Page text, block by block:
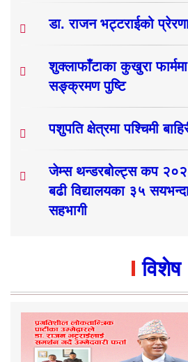
डा. राजन भट्टराईको
शुक्लाफाँटाका कुखुरा
सङ्क्रमण पुष्टि
पशुपति क्षेत्रमा पश्चिमी
जेम्स थन्डरबोल्ट्स कप
बढी विद्यालयका ३५
सहभागी
विशेष